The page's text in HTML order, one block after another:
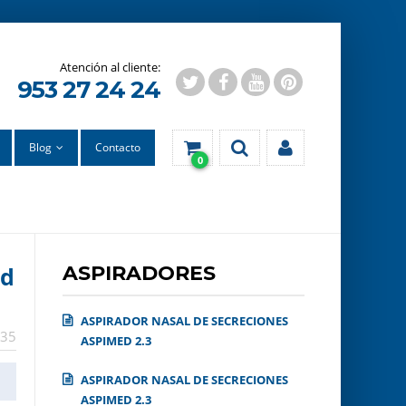
953 27 24 24
Blog Contacto
0
ASPIRADORES
ASPIRADOR NASAL DE SECRECIONES
ASPIMED 2.3
ASPIRADOR NASAL DE SECRECIONES
ASPIMED 2.3